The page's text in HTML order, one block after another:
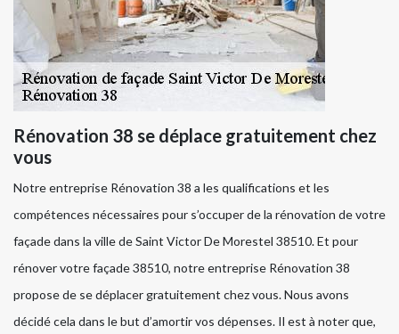
Rénovation 38 se déplace gratuitement chez
vous
Notre entreprise Rénovation 38 a les qualifications et les
compétences nécessaires pour s’occuper de la rénovation de votre
façade dans la ville de Saint Victor De Morestel 38510. Et pour
rénover votre façade 38510, notre entreprise Rénovation 38
propose de se déplacer gratuitement chez vous. Nous avons
décidé cela dans le but d’amortir vos dépenses. Il est à noter que,